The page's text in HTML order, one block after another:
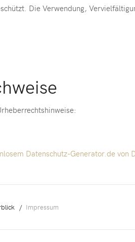
Die Verwendung,
Datenschutz-Generator.de von
Impressum